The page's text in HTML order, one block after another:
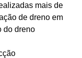
mais de
de dreno em
do dreno